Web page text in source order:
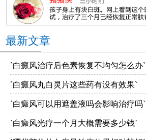
最新文章
`白癜风治疗后色素恢复不均匀怎么办`
`白癜风丸白灵片这些药有没有效果`
`白癜风可以用遮盖液吗会影响治疗吗`
`白癜风光疗一个月大概需要多少钱`